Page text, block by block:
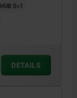
HUB S=1
DETAILS